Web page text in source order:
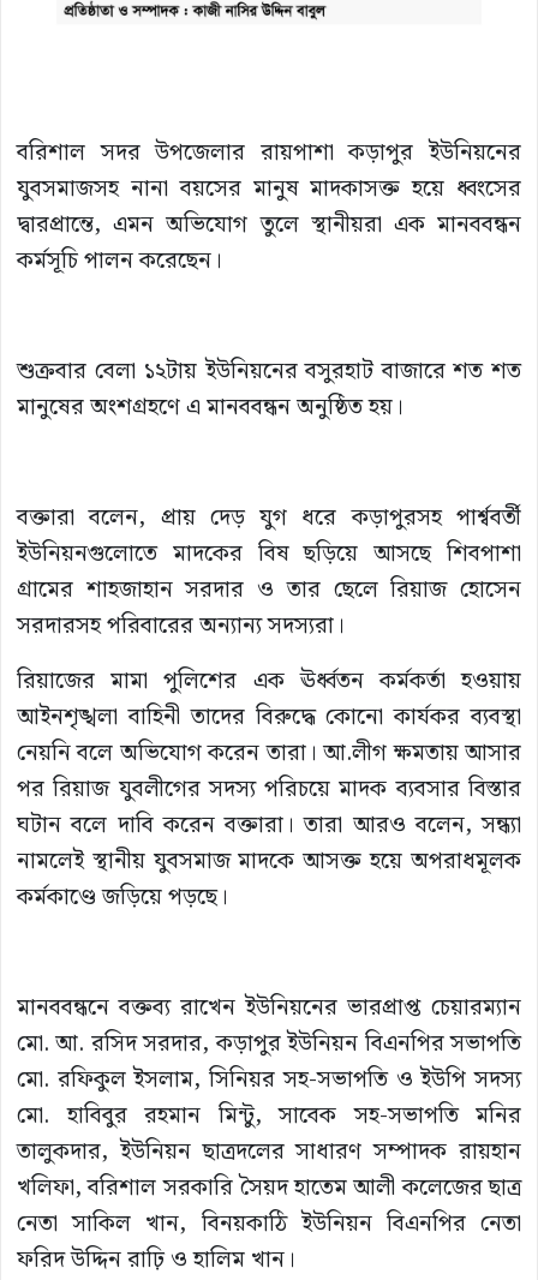
বরিশাল সদর উপজেলার রায়পাশা কড়াপুর ইউনিয়নের
যুবসমাজসহ নানা বয়সের মানুষ মাদকাসক্ত হয়ে ধ্বংসের
দ্বারপ্রান্তে, এমন অভিযোগ তুলে স্থানীয়রা এক মানববন্ধন
কর্মসূচি পালন করেছেন।
শুক্রবার বেলা ১২টায় ইউনিয়নের বসুরহাট বাজারে শত শত
মানুষের অংশগ্রহণে এ মানববন্ধন অনুষ্ঠিত হয়।
বক্তারা বলেন, প্রায় দেড় যুগ ধরে কড়াপুরসহ পার্শ্ববর্তী
ইউনিয়নগুলোতে মাদকের বিষ ছড়িয়ে আসছে শিবপাশা
গ্রামের শাহজাহান সরদার ও তার ছেলে রিয়াজ হোসেন
সরদারসহ পরিবারের অন্যান্য সদস্যরা।
রিয়াজের মামা পুলিশের এক ঊর্ধ্বতন কর্মকর্তা হওয়ায়
আইনশৃঙ্খলা বাহিনী তাদের বিরুদ্ধে কোনো কার্যকর ব্যবস্থা
নেয়নি বলে অভিযোগ করেন তারা। আ.লীগ ক্ষমতায় আসার
পর রিয়াজ যুবলীগের সদস্য পরিচয়ে মাদক ব্যবসার বিস্তার
ঘটান বলে দাবি করেন বক্তারা। তারা আরও বলেন, সন্ধ্যা
নামলেই স্থানীয় যুবসমাজ মাদকে আসক্ত হয়ে অপরাধমূলক
কর্মকাণ্ডে জড়িয়ে পড়ছে।
মানববন্ধনে বক্তব্য রাখেন ইউনিয়নের ভারপ্রাপ্ত চেয়ারম্যান
মো. আ. রসিদ সরদার, কড়াপুর ইউনিয়ন বিএনপির সভাপতি
মো. রফিকুল ইসলাম, সিনিয়র সহ-সভাপতি ও ইউপি সদস্য
মো. হাবিবুর রহমান মিন্টু, সাবেক সহ-সভাপতি মনির
তালুকদার, ইউনিয়ন ছাত্রদলের সাধারণ সম্পাদক রায়হান
খলিফা, বরিশাল সরকারি সৈয়দ হাতেম আলী কলেজের ছাত্র
নেতা সাকিল খান, বিনয়কাঠি ইউনিয়ন বিএনপির নেতা
ফরিদ উদ্দিন রাঢ়ি ও হালিম খান।